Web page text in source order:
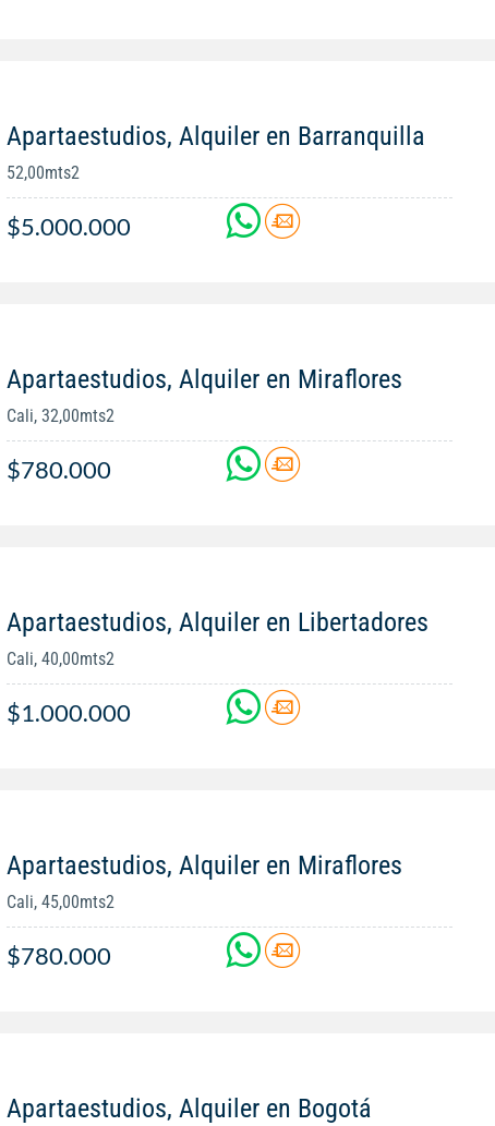
Apartaestudios, Alquiler en Barranquilla
52,00mts2
$5.000.000
Apartaestudios, Alquiler en Miraflores
Cali, 32,00mts2
$780.000
Apartaestudios, Alquiler en Libertadores
Cali, 40,00mts2
$1.000.000
Apartaestudios, Alquiler en Miraflores
Cali, 45,00mts2
$780.000
Apartaestudios, Alquiler en Bogotá